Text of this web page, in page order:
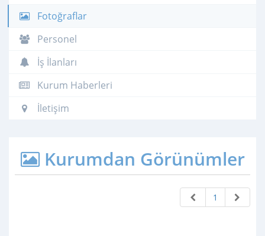
Fotoğraflar
Personel
İş İlanları
Kurum Haberleri
İletişim
Kurumdan Görünümler
1